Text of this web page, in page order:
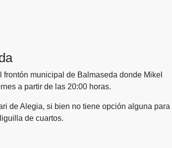
municipal de Balmaseda donde Mikel
a partir de las 20:00 horas.
de Alegia, si bien no tiene opción alguna para
de cuartos.